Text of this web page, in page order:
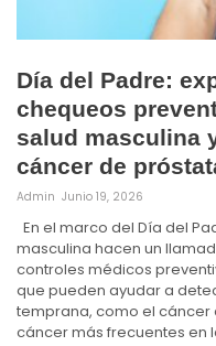
Día del Padre:
chequeos
salud masculina
cáncer de
Admin Junio 19, 2026
En el marco del Día del
masculina hacen un
controles médicos
que pueden ayudar a
temprana, como el cáncer
cáncer más frecuentes en